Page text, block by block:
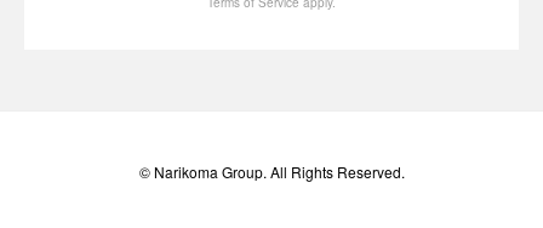
© Narikoma Group. All Rights Reserved.